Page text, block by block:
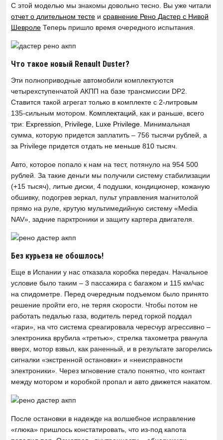
С этой моделью мы знакомы довольно тесно. Вы уже читали
отчет о длительном тесте и сравнение Рено Дастер с Нивой
Шевроле Теперь пришло время очередного испытания.
Что такое новый Renault Duster?
Эти полноприводные автомобили комплектуются
четырехступенчатой АКПП на базе трансмиссии DP2.
Ставится такой агрегат только в комплекте с 2-литровым
135-сильным мотором. Комплектаций , как и раньше, всего
три: Expression Privilege Luxe Privilege . Минимальная
сумма, которую придется заплатить – 756 тысячи рублей, а
за Privilege придется отдать не меньше 810 тысяч.
Авто, которое попало к нам на тест, потянуло на 954 500
рублей. За такие деньги мы получили систему стабилизации
(+15 тысяч), литые диски, 4 подушки, кондиционер, кожаную
обшивку, подогрев зеркал, пульт управления магнитолой
прямо на руле, крутую мультимедийную систему «Media
NAV», задние парктроники и защиту картера двигателя.
Без курьеза не обошлось!
Еще в Испании у нас отказала коробка передач. Начальное
условие было таким – 3 пассажира с багажом и 115 км/час
на спидометре. Перед очередным подъемом было принято
решение пройти его, не теряя скорости. Чтобы потом не
работать педалью газа, водитель перед горкой поддал
«гари», на что система среагировала чересчур агрессивно –
электроника врубила «третью», стрелка тахометра рванула
вверх, мотор взвыл, как раненный, и в результате загорелись
сигналки «экстренной остановки» и «неисправности
электроники». Через мгновение стало понятно, что контакт
между мотором и коробкой пропал и авто движется накатом.
После остановки в надежде на волшебное исправление
«глюка» пришлось констатировать, что из-под капота